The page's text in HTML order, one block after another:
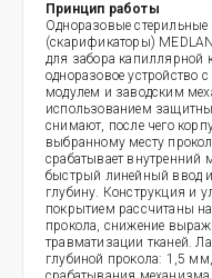
Принцип работы
Одноразовые стерильные
(скарификаторы)
для забора капиллярной
одноразовое устройство
модулем и заводским
использованием
снимают, после чего
выбранному месту
срабатывает внутренний
быстрый линейный ввод
глубину. Конструкция и
покрытием рассчитаны
прокола, снижение
травматизации тканей.
глубиной прокола: 1,5